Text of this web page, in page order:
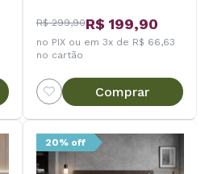
R$ 299,90R$ 199,90
no PIX ou em 3x de R$ 66,63
no cartão
Comprar
20% off